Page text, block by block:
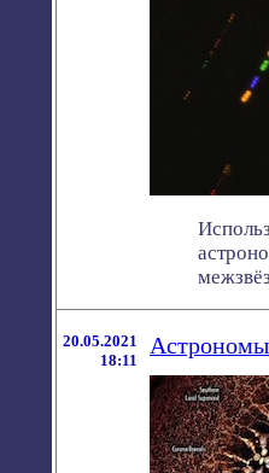
20.05.2021
18:11